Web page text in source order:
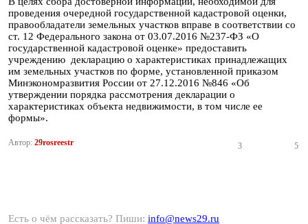
проведения очередной государственной кадастровой оценки,
правообладатели земельных участков вправе в соответствии со
ст. 12 Федерального закона от 03.07.2016 №237-ФЗ «О
государственной кадастровой оценке» предоставить
учреждению декларацию о характеристиках принадлежащих
им земельных участков по форме, установленной приказом
Минэкономразвития России от 27.12.2016 №846 «Об
утверждении порядка рассмотрения декларации о
характеристиках объекта недвижимости, в том числе ее
формы».
Автор: 29rosreestr 3 5
Есть о чём рассказать? Пиши: info@news29.ru